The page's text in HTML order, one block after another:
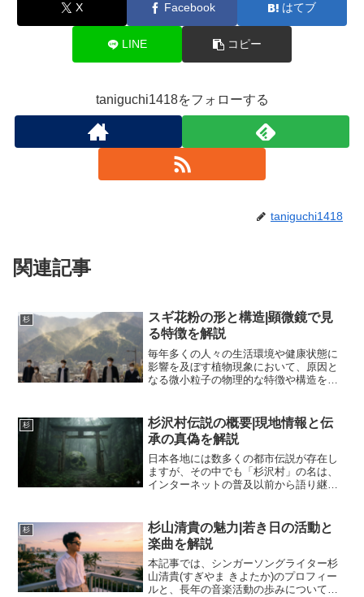
X Facebook はてブ
LINE コピー
taniguchi1418をフォローする
taniguchi1418
関連記事
杉
スギ花粉の形と構造|顕微鏡で見
る特徴を解説
毎年多くの人々の生活環境や健康状態に
影響を及ぼす植物現象において、原因と
なる微小粒子の物理的な特徴や構造を深
に日本国内において広範囲に植林されて
いる針葉樹が放出する生殖...
杉
杉沢村伝説の概要|現地情報と伝
承の真偽を解説
日本各地には数多くの都市伝説が存在し
ますが、その中でも「杉沢村」の名は、
インターネットの普及以前から語り継が
った者は二度と戻れない場所、そしてか
つて起きた凄惨な事件の記...
杉
杉山清貴の魅力|若き日の活動と
楽曲を解説
本記事では、シンガーソングライター杉
山清貴(すぎやま きよたか)のプロフィー
ルと、長年の音楽活動の歩みについて公